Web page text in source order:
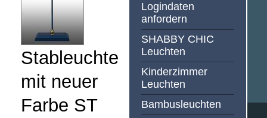
Stableuchte
mit neuer
Farbe ST
Logindaten
anfordern
SHABBY CHIC
Leuchten
Kinderzimmer
Leuchten
Bambusleuchten